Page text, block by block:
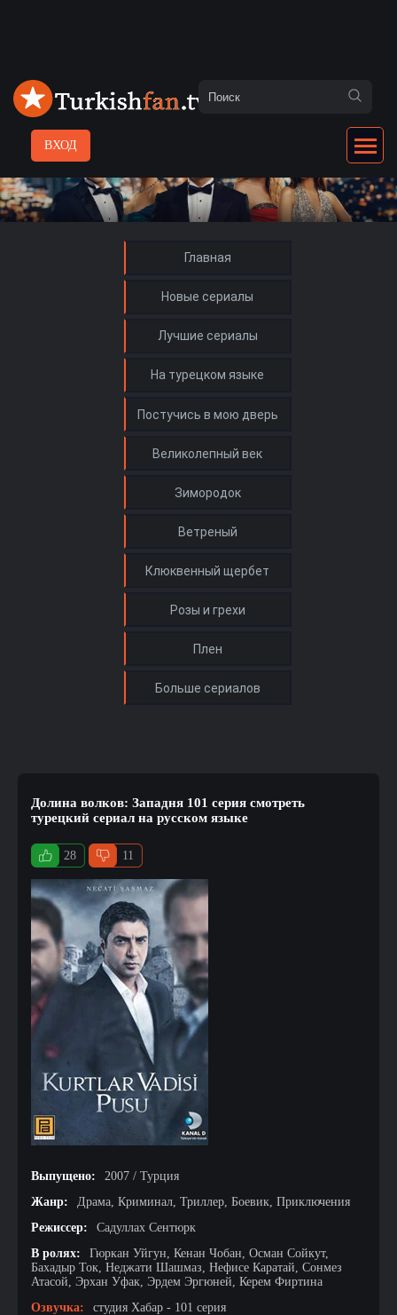
ВХОД
Главная
Новые сериалы
Лучшие сериалы
На турецком языке
Долина волков: Западня 101 серия смотреть
турецкий сериал на русском языке
28 11
Выпущено:
2007 / Турция
Жанр:
Драма, Криминал, Триллер, Боевик, Приключения
Режиссер:
Садуллах Сентюрк
В ролях:
Гюркан Уйгун, Кенан Чобан, Осман Сойкут,
Бахадыр Ток, Неджати Шашмаз, Нефисе Каратай, Сонмез
Атасой, Эрхан Уфак, Эрдем Эргюней, Керем Фиртина
Озвучка:
студия Хабар - 101 серия